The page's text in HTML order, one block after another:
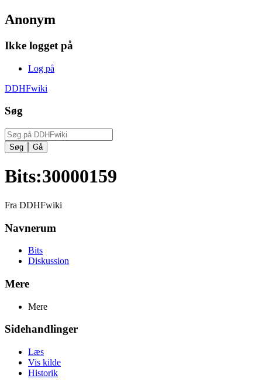
Anonym
Ikke logget på
Log på
DDHFwiki
Søg
Bits:30000159
Fra DDHFwiki
Navnerum
Bits
Diskussion
Mere
Mere
Sidehandlinger
Læs
Vis kilde
Historik